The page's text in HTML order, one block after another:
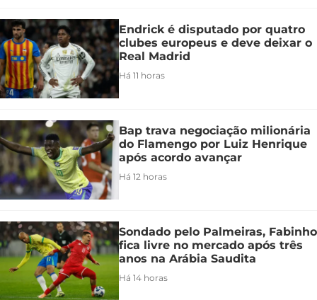
Endrick é disputado por quatro
clubes europeus e deve deixar o
Real Madrid
Há 11 horas
Bap trava negociação milionária
do Flamengo por Luiz Henrique
após acordo avançar
Há 12 horas
Sondado pelo Palmeiras, Fabinho
fica livre no mercado após três
anos na Arábia Saudita
Há 14 horas